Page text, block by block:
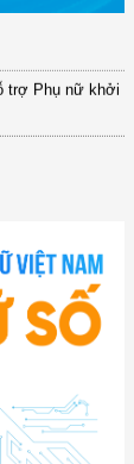
TW ngày
trợ Phụ nữ khởi